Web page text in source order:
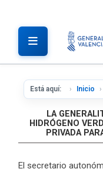
Está aquí: Inicio
LA
HIDRÓGENO
PRIVADA
El secretario